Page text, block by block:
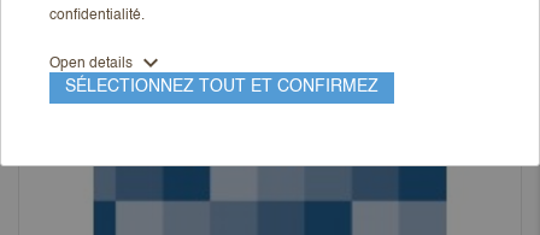
confidentialité.
Open details expand_more
SÉLECTIONNEZ TOUT ET CONFIRMEZ